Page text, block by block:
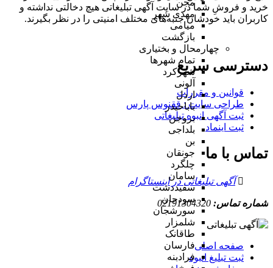
مجن
مهدی شهر
میامی
بازگشت
چهارمحال و بختیاری
تمام شهر‌ها
شهرکرد
آلونی
اردل
باباحیدر
بروجن
بلداجی
بن
جونقان
چلگرد
سامان
سفیددشت
سودجان
سورشجان
شلمزار
طاقانک
فارسان
فرادبنه
خرید و فروشِ شما در سایت آگهی تبلیغاتی هیچ دخالتی نداشته و
کاربران باید خودشان جنبه‌های مختلف امنیتی را در نظر بگیرند.
دسترسی سریع
قوانین و مقررات
طراحی سایت : ققنوس پارس
ثبت آگهی انبوه تبلیغاتی
ثبت اینماد
تماس با ما
آگهی تبلیغاتی در اینستاگرام
شماره تماس: 02191304320
صفحه اصلی
ثبت تبلیغ انبوه